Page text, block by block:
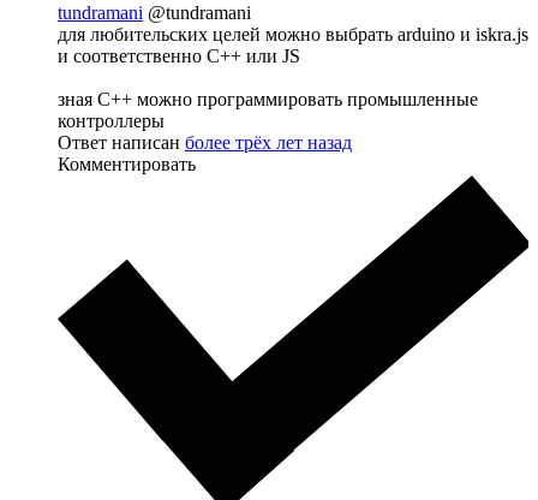
tundramani @tundramani
для любительских целей можно выбрать arduino и iskra.js
и соответственно С++ или JS
зная С++ можно программировать промышленные
контроллеры
Ответ написан более трёх лет назад
Комментировать